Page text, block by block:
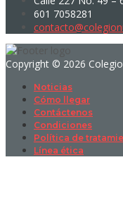
601 7058281
Copyright © 2026
Noticias
Cómo llegar
Contáctenos
Condiciones
Política de
Línea ética